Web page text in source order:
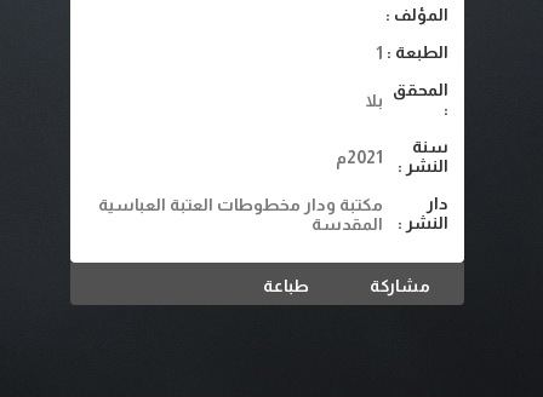
المؤلف :
الطبعة : 1
المحقق
:
بلا
سنة
النشر :
2021م
دار
النشر :
مكتبة ودار مخطوطات العتبة العباسية
المقدسة
مشاركة طباعة